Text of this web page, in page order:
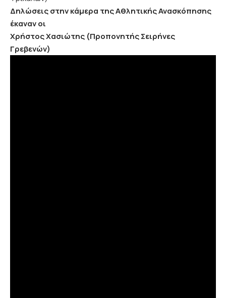
Δηλώσεις στην κάμερα της Αθλητικής Ανασκόπησης
έκαναν οι
Χρήστος Χασιώτης (Προπονητής Σειρήνες
Γρεβενών)